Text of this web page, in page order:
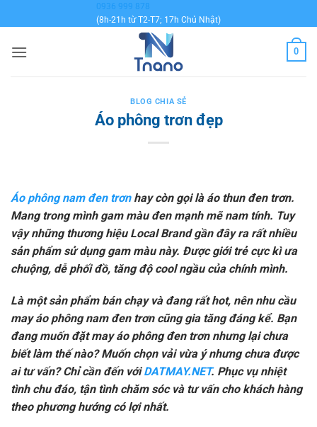
qua
dung
0936 999 878
(8h-21h từ T2-T7; 17h Chủ Nhật)
0
BLOG CHIA SẺ
Áo phông trơn đẹp
Áo phông nam đen trơnhay còn gọi là áo thun đen trơn.
Mang trong mình gam màu đen mạnh mẽ nam tính. Tuy
vậy những thương hiệu Local Brand gần đây ra rất nhiều
sản phẩm sử dụng gam màu này. Được giới trẻ cực kì ưa
chuộng, dễ phối đồ, tăng độ cool ngầu của chính mình.
Là một sản phẩm bán chạy và đang rất hot, nên nhu cầu
may áo phông nam đen trơn cũng gia tăng đáng kể. Bạn
đang muốn đặt may áo phông đen trơn nhưng lại chưa
biết làm thế nào? Muốn chọn vải vừa ý nhưng chưa được
ai tư vấn? Chỉ cần đến vớiDATMAY.NET. Phục vụ nhiệt
tình chu đáo, tận tình chăm sóc và tư vấn cho khách hàng
theo phương hướng có lợi nhất.